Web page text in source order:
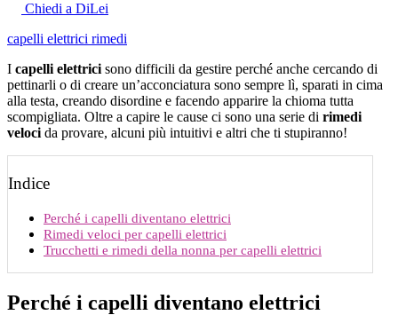
Chiedi a DiLei
capelli elettrici rimedi
I capelli elettricisono difficili da gestire perché anche cercando di
pettinarli o di creare un’acconciatura sono sempre lì, sparati in cima
alla testa, creando disordine e facendo apparire la chioma tutta
scompigliata. Oltre a capire le cause ci sono una serie di rimedi
velocida provare, alcuni più intuitivi e altri che ti stupiranno!
Indice
Perché i capelli diventano elettrici
Rimedi veloci per capelli elettrici
Trucchetti e rimedi della nonna per capelli elettrici
Perché i capelli diventano elettrici